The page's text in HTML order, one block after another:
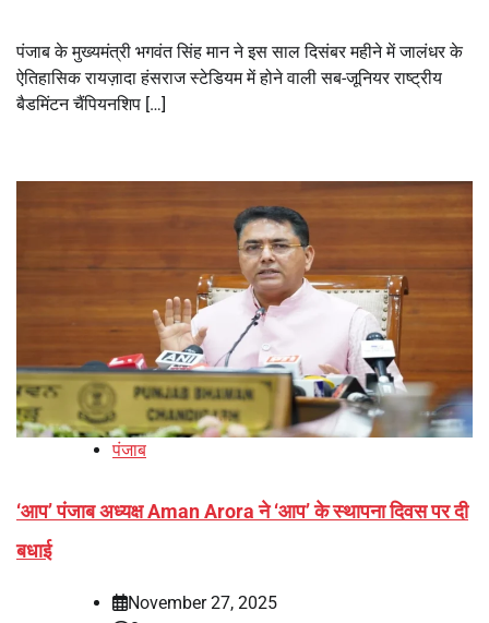
पंजाब के मुख्यमंत्री भगवंत सिंह मान ने इस साल दिसंबर महीने में जालंधर के
ऐतिहासिक रायज़ादा हंसराज स्टेडियम में होने वाली सब-जूनियर राष्ट्रीय
बैडमिंटन चैंपियनशिप […]
पंजाब
‘आप’ पंजाब अध्यक्ष Aman Arora ने ‘आप’ के स्थापना दिवस पर दी
बधाई
November 27, 2025